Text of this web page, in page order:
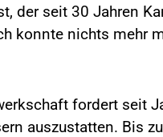
der seit 30 Jahren
konnte nichts mehr
fordert seit
auszustatten. Bis